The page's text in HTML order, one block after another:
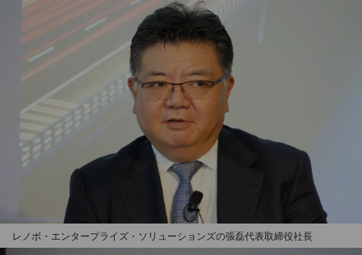
レノボ・エンタープライズ・ソリューションズの張磊代表取締役社長